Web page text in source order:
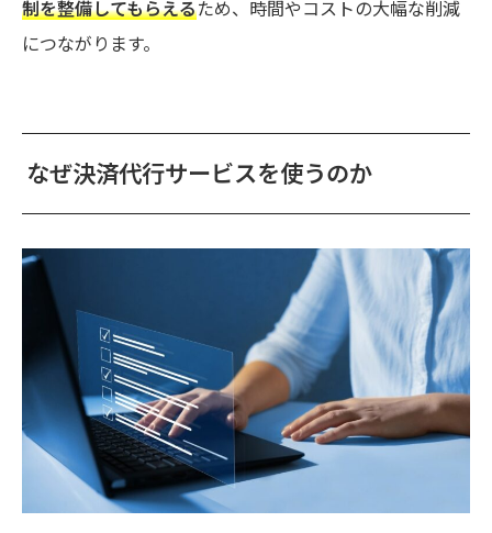
制を整備してもらえるため、時間やコストの大幅な削減
につながります。
なぜ決済代行サービスを使うのか